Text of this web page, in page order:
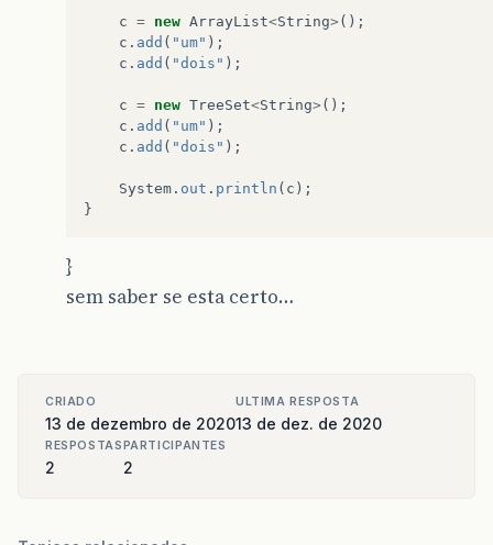
c = new ArrayList<String> ();
c . add ( "um" );
c . add ( "dois" );
c = new TreeSet<String> ();
c . add ( "um" );
c . add ( "dois" );
System . out . println ( c );
}
}
sem saber se esta certo…
CRIADO
13 de dezembro de 2020
ULTIMA RESPOSTA
13 de dez. de 2020
RESPOSTAS
2
PARTICIPANTES
2